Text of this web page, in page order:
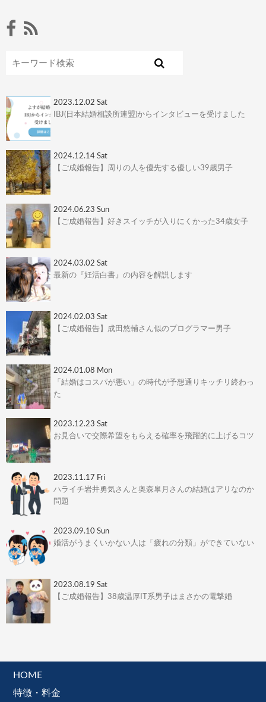
2023.12.02 Sat
IBJ(日本結婚相談所連盟)からインタビューを受けました
2024.12.14 Sat
【ご成婚報告】周りの人を優先する優しい39歳男子
2024.06.23 Sun
【ご成婚報告】好きスイッチが入りにくかった34歳女子
2024.03.02 Sat
最新の『妊活白書』の内容を解説します
2024.02.03 Sat
【ご成婚報告】成田悠輔さん似のプログラマー男子
2024.01.08 Mon
「結婚はコスパが悪い」の時代が予想通りキッチリ終わっ
た
2023.12.23 Sat
お見合いで交際希望をもらえる確率を飛躍的に上げるコツ
2023.11.17 Fri
ハライチ岩井勇気さんと奥森皐月さんの結婚はアリなのか
問題
2023.09.10 Sun
婚活がうまくいかない人は「疲れの分類」ができていない
2023.08.19 Sat
【ご成婚報告】38歳温厚IT系男子はまさかの電撃婚
HOME
特徴・料金